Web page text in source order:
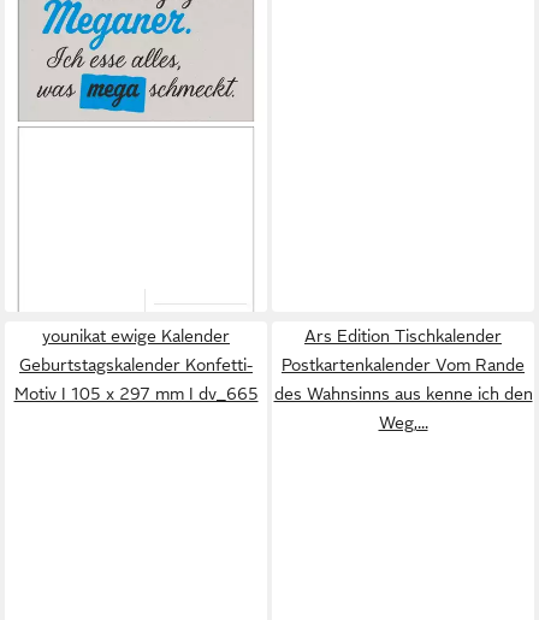
younikat ewige Kalender
Geburtstagskalender Konfetti-
Motiv I 105 x 297 mm I dv_665
Ars Edition Tischkalender
Postkartenkalender Vom Rande
des Wahnsinns aus kenne ich den
Weg,...